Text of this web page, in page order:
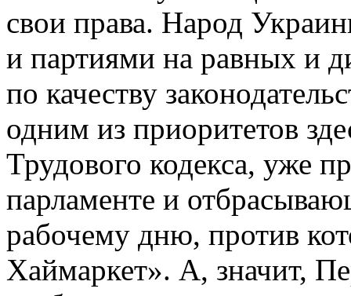
свои права. Народ
и партиями на равных и
по качеству
одним из приоритетов
Трудового кодекса, уже
парламенте и
рабочему дню, против
Хаймаркет». А, значит,